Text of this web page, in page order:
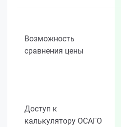
Возможность
сравнения цены
Доступ к
калькулятору ОСАГО